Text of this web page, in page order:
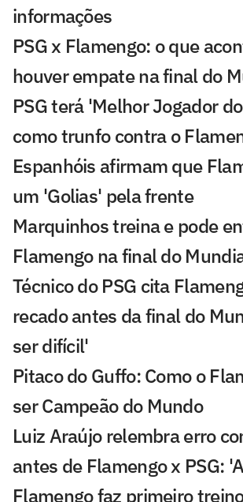
informações
PSG x Flamengo: o que
houver empate na final do
PSG terá 'Melhor Jogador
como trunfo contra o
Espanhóis afirmam que
um 'Golias' pela frente
Marquinhos treina e pode
Flamengo na final do
Técnico do PSG cita
recado antes da final do
ser difícil'
Pitaco do Guffo: Como o
ser Campeão do Mundo
Luiz Araújo relembra erro
antes de Flamengo x PSG:
Flamengo faz primeiro